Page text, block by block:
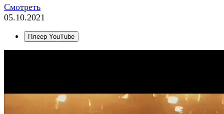
Смотреть
05.10.2021
Плеер YouTube